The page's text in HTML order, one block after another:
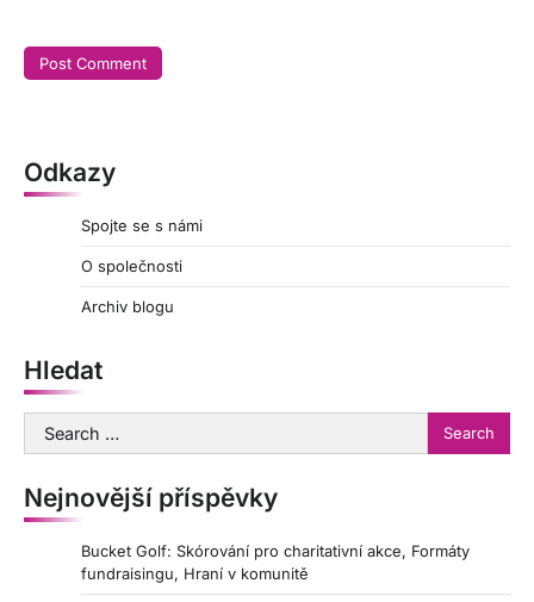
Odkazy
Spojte se s námi
O společnosti
Archiv blogu
Hledat
Search
for:
Nejnovější příspěvky
Bucket Golf: Skórování pro charitativní akce, Formáty
fundraisingu, Hraní v komunitě